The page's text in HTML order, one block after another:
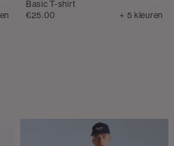
Basic T-shirt
€25.00
+ 5 kleuren